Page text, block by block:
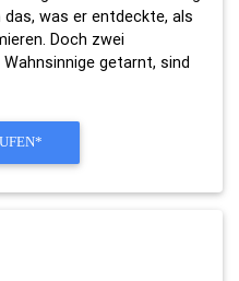
was er entdeckte, als
Doch zwei
getarnt, sind